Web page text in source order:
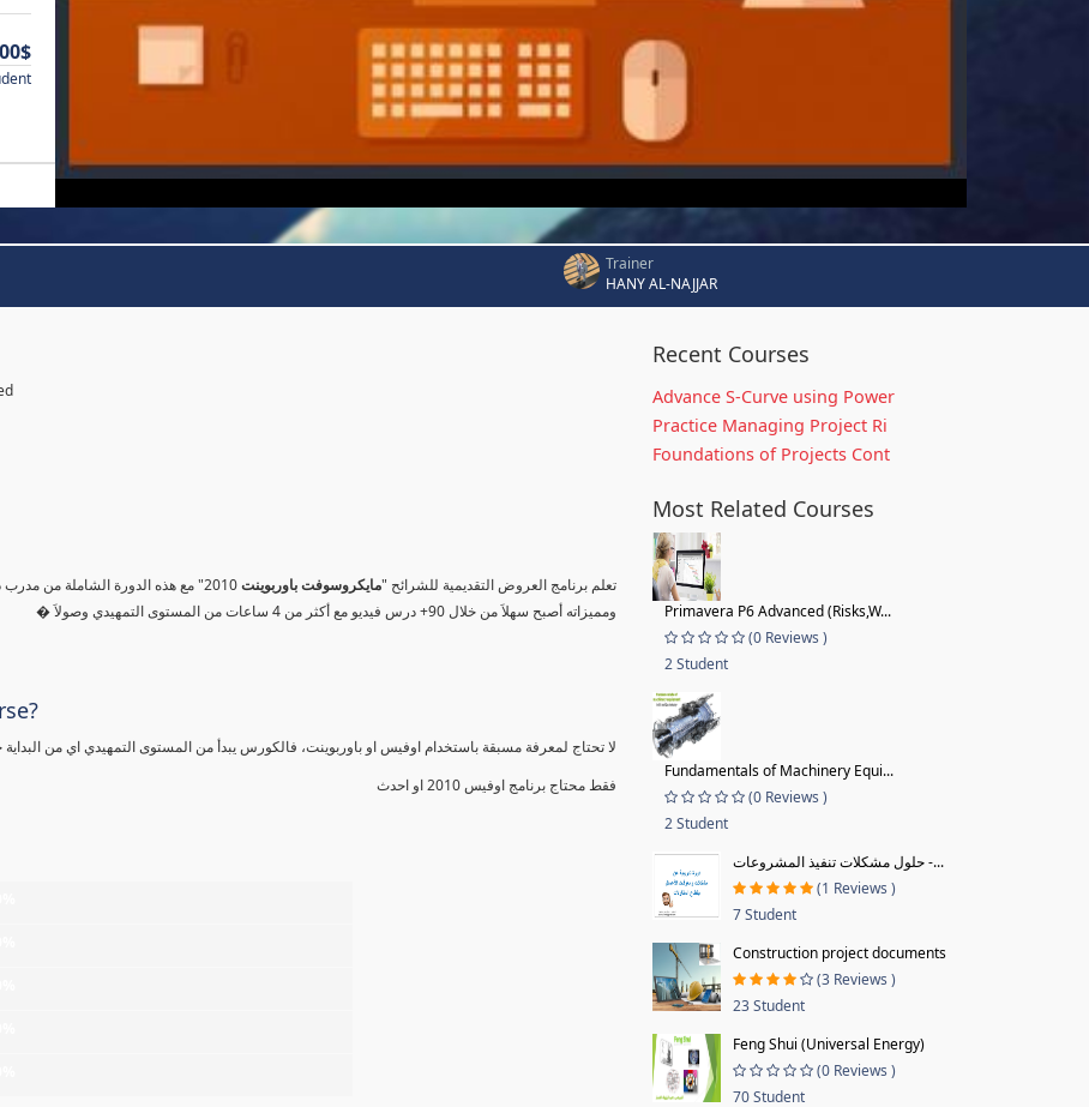
Trainer
HANY AL-NAJJAR
تعلم برنامج العروض التقديمية للشرائح "مايكروسوفت باوربوينت
ومميزاته أصبح سهلاَ من خلال 90+ درس فيديو مع أكثر من 4 ساعات من المستوى التمهيدي وصولاَ �
لا تحتاج لمعرفة مسبقة باستخدام اوفيس او باوربوينت، فالكورس يبدأ من المستوى التمهيدي اي من
فقط محتاج برنامج اوفيس 2010 او احدث
Recent Courses
Advance S-Curve using Power
Practice Managing Project Ri
Foundations of Projects Cont
Most Related Courses
Primavera P6 Advanced (Risks,W...
(0 Reviews )
2 Student
Fundamentals of Machinery Equi...
(0 Reviews )
2 Student
حلول مشكلات تنفيذ المشروعات -...
(1 Reviews )
7 Student
Construction project documents
(3 Reviews )
23 Student
Feng Shui (Universal Energy)
(0 Reviews )
70 Student